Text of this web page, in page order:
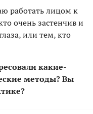
работать лицом к
очень застенчив и
или тем, кто
какие-
методы? Вы